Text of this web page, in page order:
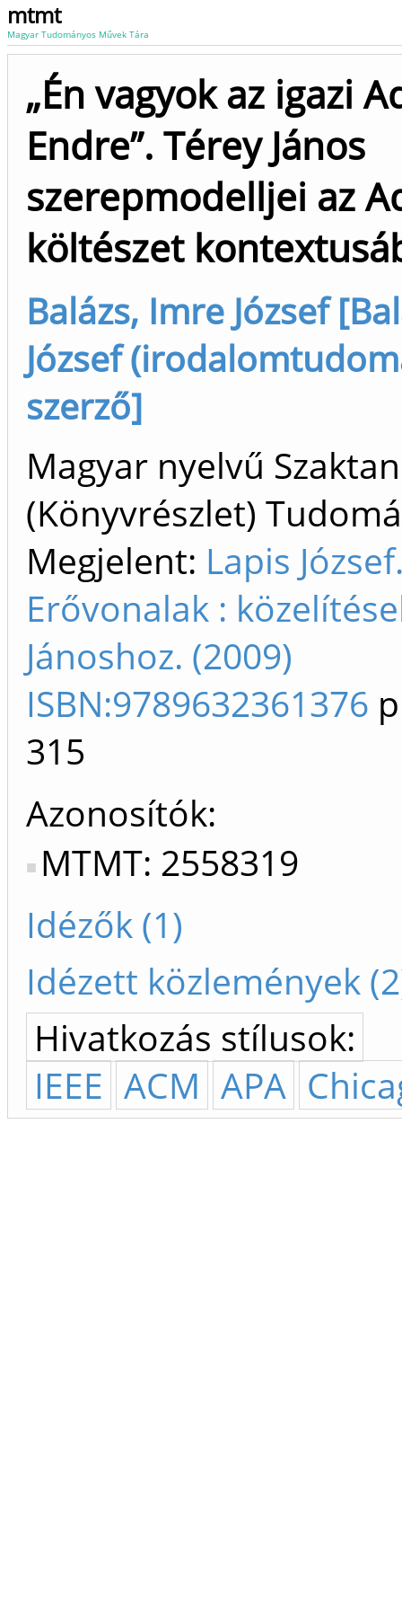
mtmt
Magyar Tudományos Művek Tára
„Én vagyok az igazi
Endre”. Térey János
szerepmodelljei az
költészet
Balázs, Imre József
József
szerző]
Magyar nyelvű
(Könyvrészlet)
Megjelent: Lapis
Erővonalak :
Jánoshoz. (2009)
ISBN:9789632361376
315
Azonosítók
MTMT: 2558319
Idézők (1)
Idézett közlemények
Hivatkozás stílusok:
IEEE ACM APA